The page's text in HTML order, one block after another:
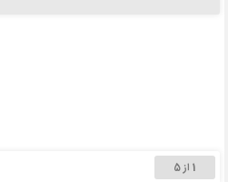
1 از 5